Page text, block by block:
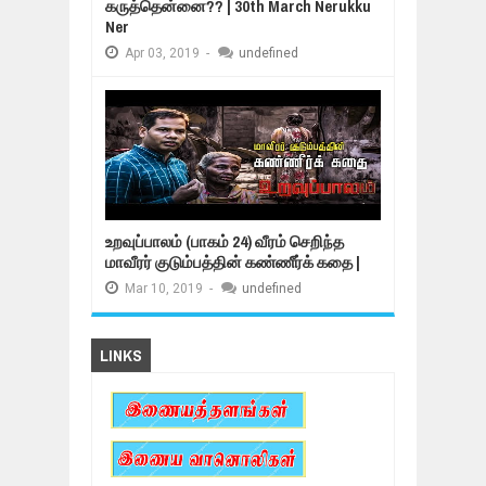
கருத்தென்னை?? | 30th March Nerukku
Ner
Apr 03, 2019 - undefined
உறவுப்பாலம் (பாகம் 24) வீரம் செறிந்த
மாவீரர் குடும்பத்தின் கண்ணீர்க் கதை |
Mar 10, 2019 - undefined
LINKS